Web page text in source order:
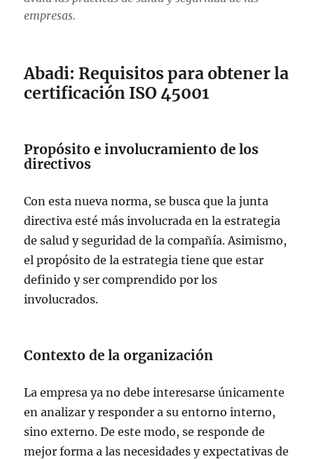
empresas.
Abadi: Requisitos para obtener la
certificación ISO 45001
Propósito e involucramiento de los
directivos
Con esta nueva norma, se busca que la junta
directiva esté más involucrada en la estrategia
de salud y seguridad de la compañía. Asimismo,
el propósito de la estrategia tiene que estar
definido y ser comprendido por los
involucrados.
Contexto de la organización
La empresa ya no debe interesarse únicamente
en analizar y responder a su entorno interno,
sino externo. De este modo, se responde de
mejor forma a las necesidades y expectativas de